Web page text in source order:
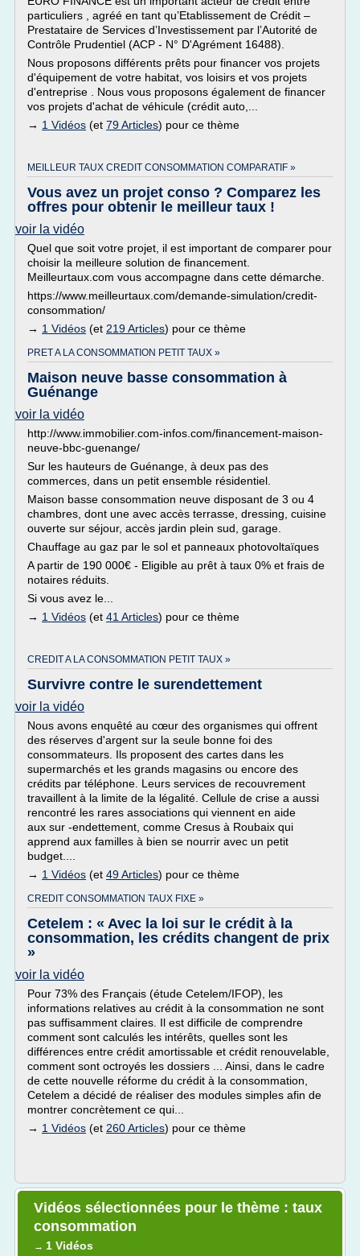
particuliers , agréé en tant qu’Etablissement de Crédit –
Prestataire de Services d’Investissement par l’Autorité de
Contrôle Prudentiel (ACP - N° D'Agrément 16488).
Nous proposons différents prêts pour financer vos projets
d'équipement de votre habitat, vos loisirs et vos projets
d'entreprise . Nous vous proposons également de financer
vos projets d'achat de véhicule (crédit auto,...
→ 1 Vidéos (et 79 Articles) pour ce thème
MEILLEUR TAUX CREDIT CONSOMMATION COMPARATIF »
Vous avez un projet conso ? Comparez les
offres pour obtenir le meilleur taux !
voir la vidéo
Quel que soit votre projet, il est important de comparer pour
choisir la meilleure solution de financement.
Meilleurtaux.com vous accompagne dans cette démarche.
https://www.meilleurtaux.com/demande-simulation/credit-
consommation/
→ 1 Vidéos (et 219 Articles) pour ce thème
PRET A LA CONSOMMATION PETIT TAUX »
Maison neuve basse consommation à
Guénange
voir la vidéo
http://www.immobilier.com-infos.com/financement-maison-
neuve-bbc-guenange/
Sur les hauteurs de Guénange, à deux pas des
commerces, dans un petit ensemble résidentiel.
Maison basse consommation neuve disposant de 3 ou 4
chambres, dont une avec accès terrasse, dressing, cuisine
ouverte sur séjour, accès jardin plein sud, garage.
Chauffage au gaz par le sol et panneaux photovoltaïques
A partir de 190 000€ - Eligible au prêt à taux 0% et frais de
notaires réduits.
Si vous avez le...
→ 1 Vidéos (et 41 Articles) pour ce thème
CREDIT A LA CONSOMMATION PETIT TAUX »
Survivre contre le surendettement
voir la vidéo
Nous avons enquêté au cœur des organismes qui offrent
des réserves d'argent sur la seule bonne foi des
consommateurs. Ils proposent des cartes dans les
supermarchés et les grands magasins ou encore des
crédits par téléphone. Leurs services de recouvrement
travaillent à la limite de la légalité. Cellule de crise a aussi
rencontré les rares associations qui viennent en aide
aux sur -endettement, comme Cresus à Roubaix qui
apprend aux familles à bien se nourrir avec un petit
budget....
→ 1 Vidéos (et 49 Articles) pour ce thème
CREDIT CONSOMMATION TAUX FIXE »
Cetelem : « Avec la loi sur le crédit à la
consommation, les crédits changent de prix
»
voir la vidéo
Pour 73% des Français (étude Cetelem/IFOP), les
informations relatives au crédit à la consommation ne sont
pas suffisamment claires. Il est difficile de comprendre
comment sont calculés les intérêts, quelles sont les
différences entre crédit amortissable et crédit renouvelable,
comment sont octroyés les dossiers ... Ainsi, dans le cadre
de cette nouvelle réforme du crédit à la consommation,
Cetelem a décidé de réaliser des modules simples afin de
montrer concrètement ce qui...
→ 1 Vidéos (et 260 Articles) pour ce thème
Vidéos sélectionnées pour le thème : taux
consommation
→ 1 Vidéos